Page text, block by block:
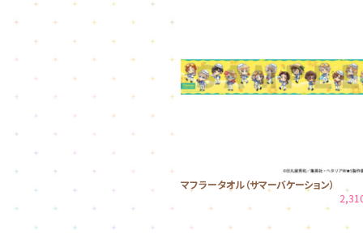
マフラータオル（サマーバケーション）